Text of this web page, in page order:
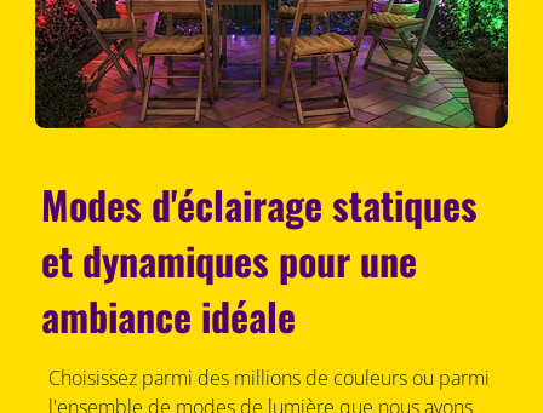
Modes d'éclairage statiques
et dynamiques pour une
ambiance idéale
Choisissez parmi des millions de couleurs ou parmi
l'ensemble de modes de lumière que nous avons